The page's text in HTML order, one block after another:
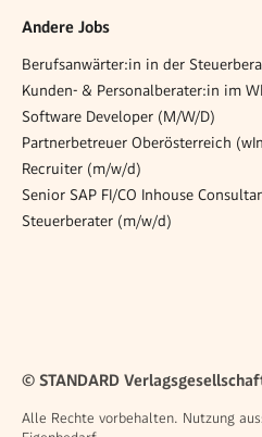
Andere Jobs
Berufsanwärter:in in der
Kunden- & Personalberater:in im
Software Developer (M/W/D)
Partnerbetreuer Oberösterreich
Recruiter (m/w/d)
Senior SAP FI/CO Inhouse
Steuerberater (m/w/d)
© STANDARD
Alle Rechte vorbehalten. Nutzung